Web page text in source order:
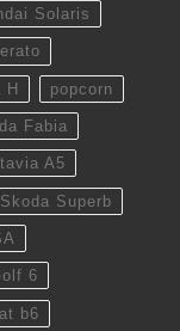
Solaris
H popcorn
Fabia
A5
Skoda Superb
6
b6